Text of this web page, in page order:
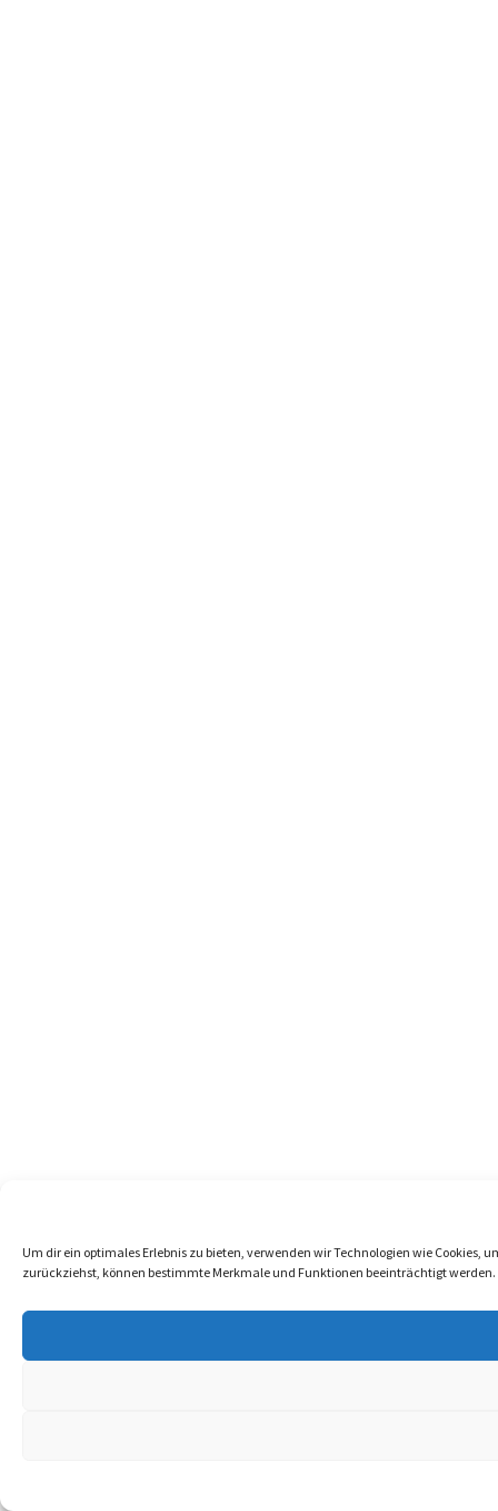
Um dir ein optimales Erlebnis zu bieten, verwenden wir Technologien wie
zurückziehst, können bestimmte Merkmale und Funktionen beeinträchtigt werden.